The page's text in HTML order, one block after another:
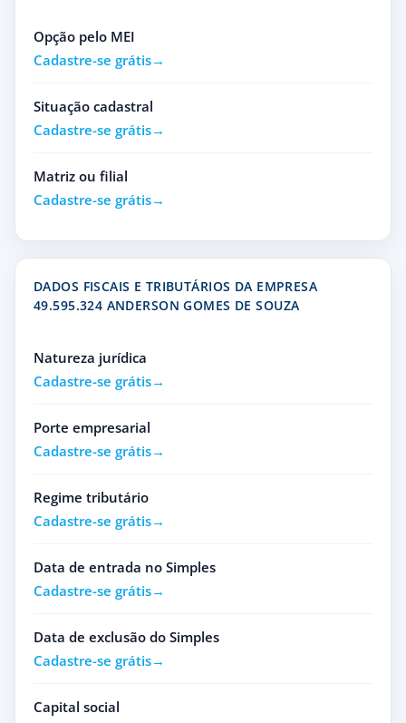
Opção pelo MEI
Cadastre-se grátis
Situação cadastral
Cadastre-se grátis
Matriz ou filial
Cadastre-se grátis
DADOS FISCAIS E TRIBUTÁRIOS DA EMPRESA
49.595.324 ANDERSON GOMES DE SOUZA
Natureza jurídica
Cadastre-se grátis
Porte empresarial
Cadastre-se grátis
Regime tributário
Cadastre-se grátis
Data de entrada no Simples
Cadastre-se grátis
Data de exclusão do Simples
Cadastre-se grátis
Capital social